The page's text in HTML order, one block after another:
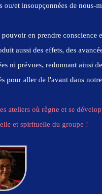
ou/et insoupçonnées de nous-
en prendre conscience
aussi des effets, des
ni prévues, redonnant ainsi
pour aller de l'avant dans
ateliers où règne et se
et spirituelle du groupe !